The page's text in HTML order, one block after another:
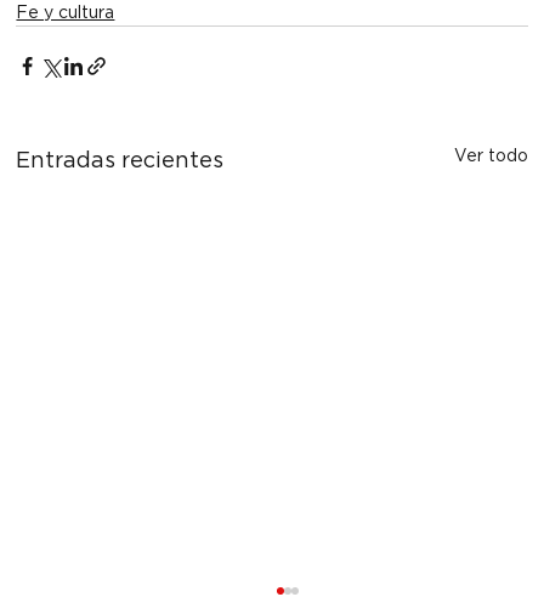
Fe y cultura
Entradas recientes Ver todo